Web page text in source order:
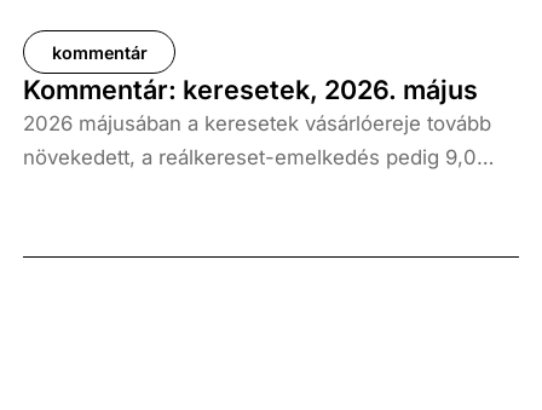
kommentár
Kommentár: keresetek, 2026. május
2026 májusában a keresetek vásárlóereje tovább
növekedett, a reálkereset-emelkedés pedig 9,0
százalékot, a nettóé 11,0 százalékot tett ki, emellett